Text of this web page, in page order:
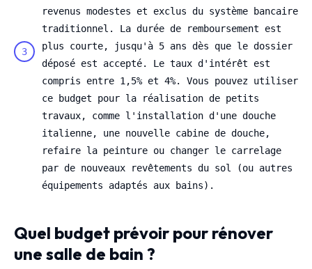
revenus modestes et exclus du système bancaire
traditionnel. La durée de remboursement est
plus courte, jusqu'à 5 ans dès que le dossier
déposé est accepté. Le taux d'intérêt est
compris entre 1,5% et 4%. Vous pouvez utiliser
ce budget pour la réalisation de petits
travaux, comme l'installation d'une douche
italienne, une nouvelle cabine de douche,
refaire la peinture ou changer le carrelage
par de nouveaux revêtements du sol (ou autres
équipements adaptés aux bains).
Quel budget prévoir pour rénover
une salle de bain ?